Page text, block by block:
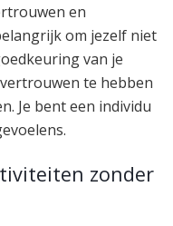
en
om jezelf niet
van je
te hebben
Je bent een individu
zonder